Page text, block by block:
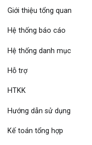
Giới thiệu tổng quan
Hệ thống báo cáo
Hệ thống danh mục
Hỗ trợ
HTKK
Hướng dẫn sử dụng
Kế toán tổng hợp